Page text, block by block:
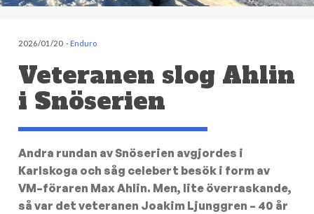
2026/01/20 -Enduro
Veteranen slog Ahlin
i Snöserien
Andra rundan av Snöserien avgjordes i
Karlskoga och såg celebert besök i form av
VM–föraren Max Ahlin. Men, lite överraskande,
så var det veteranen Joakim Ljunggren – 40 år